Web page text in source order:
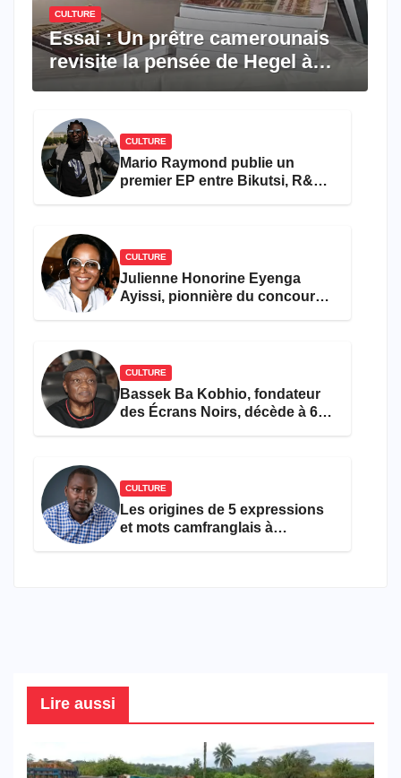
CULTURE
Essai : Un prêtre camerounais
revisite la pensée de Hegel à
travers le rêve américain
CULTURE
Mario Raymond publie un
premier EP entre Bikutsi, R&B
CULTURE
Julienne Honorine Eyenga
Ayissi, pionnière du concours
CULTURE
Bassek Ba Kobhio, fondateur
des Écrans Noirs, décède à 69
CULTURE
Les origines de 5 expressions
et mots camfranglais à
Lire aussi